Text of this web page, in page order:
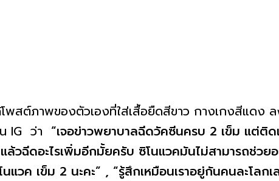
พสต์ภาพของตัวเองที่ใส่เสื้อยืดสีขาว กางเกงสีแดง
IG ว่า “เจอข่าวพยาบาลฉีดวัคซีนครบ 2 เข็ม แต่ติ
วฉีดอะไรเพิ่มอีกมั้ยครับ ซิโนแวคมันไม่สามารถช่วย
แวค เข็ม 2 นะคะ” , “รู้สึกเหมือนเราอยู่กันคนละโลก